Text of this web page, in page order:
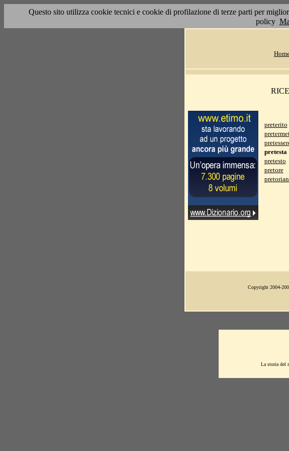
Questo sito utilizza cookie tecnici e cookie di profilazione di terze parti per
policy
preterito
pretesta
pretesto
pretore
Copyright 2004-
La storia del